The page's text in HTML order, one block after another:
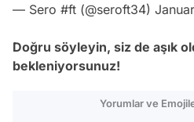
— Sero #ft (@seroft34)
Doğru söyleyin, siz de aşık
bekleniyorsunuz!
Yorumlar ve